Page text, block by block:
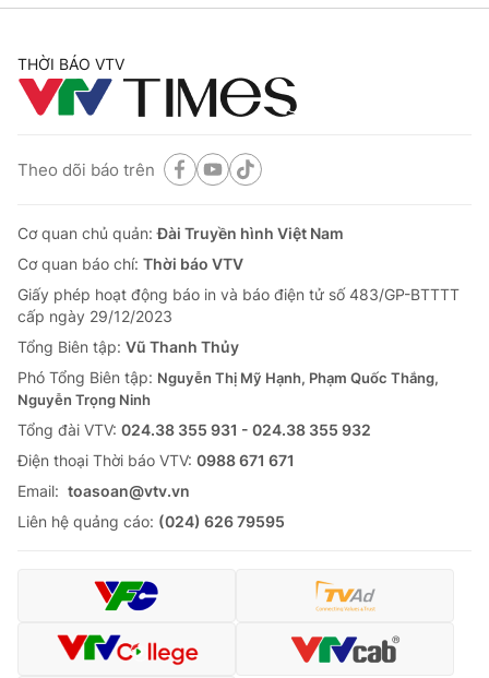
THỜI BÁO VTV
Theo dõi báo trên
Cơ quan chủ quản:Đài Truyền hình Việt Nam
Cơ quan báo chí: Thời báo VTV
Giấy phép hoạt động báo in và báo điện tử số 483/GP-BTTTT
cấp ngày 29/12/2023
Tổng Biên tập: Vũ Thanh Thủy
Phó Tổng Biên tập: Nguyễn Thị Mỹ Hạnh, Phạm Quốc Thắng,
Nguyễn Trọng Ninh
Tổng đài VTV: 024.38 355 931 - 024.38 355 932
Ðiện thoại Thời báo VTV: 0988 671 671
Email: toasoan@vtv.vn
Liên hệ quảng cáo: (024) 626 79595